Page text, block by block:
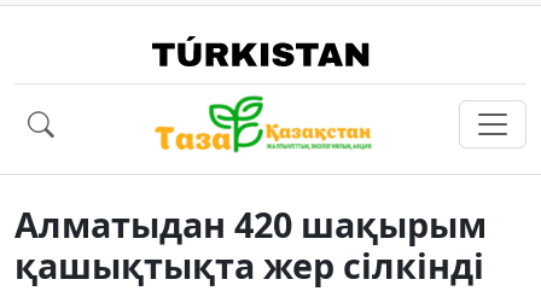
Алматыдан 420 шақырым
қашықтықта жер сілкінді